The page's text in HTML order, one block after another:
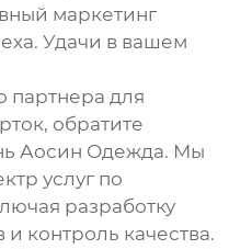
маркетинг
Удачи в вашем
партнера для
, обратите
Аосин Одежда. Мы
услуг по
разработку
контроль качества.